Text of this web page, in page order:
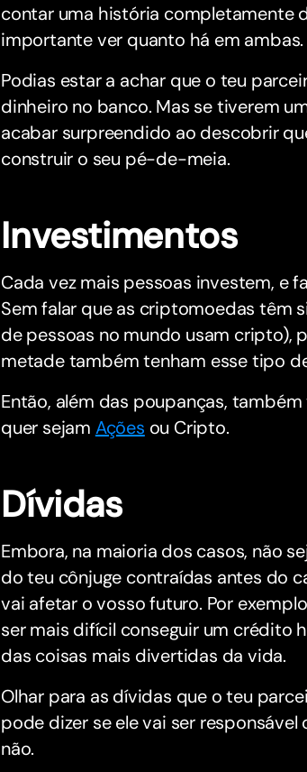
contar uma história completamente
importante ver quanto há em ambas.
Podias estar a achar que o teu
dinheiro no banco. Mas se tiverem
acabar surpreendido ao descobrir
construir o seu pé-de-meia.
Investimentos
Cada vez mais pessoas investem, e
Sem falar que as criptomoedas têm
de pessoas no mundo usam cripto),
metade também tenham esse tipo
Então, além das poupanças,
quer sejam Ações ou Cripto.
Dívidas
Embora, na maioria dos casos, não
do teu cônjuge contraídas antes do
vai afetar o vosso futuro. Por
ser mais difícil conseguir um crédito
das coisas mais divertidas da vida.
Olhar para as dívidas que o teu
pode dizer se ele vai ser
não.